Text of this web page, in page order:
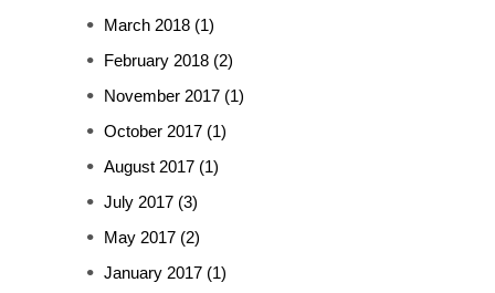
March 2018 (1)
February 2018 (2)
November 2017 (1)
October 2017 (1)
August 2017 (1)
July 2017 (3)
May 2017 (2)
January 2017 (1)